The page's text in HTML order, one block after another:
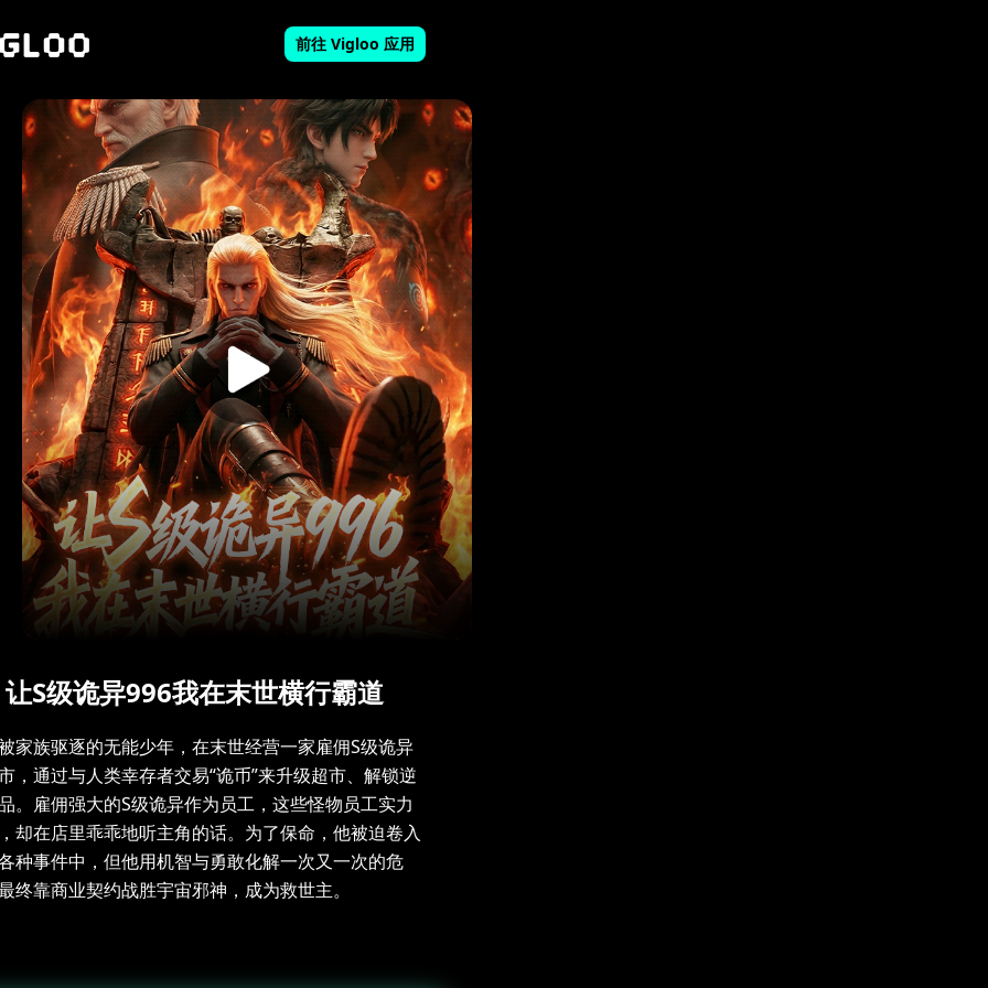
前往 Vigloo 应用
让S级诡异996我在末世横行霸道
家族驱逐的无能少年，在末世经营一家雇佣S级诡异
，通过与人类幸存者交易“诡币”来升级超市、解锁逆
。雇佣强大的S级诡异作为员工，这些怪物员工实力
却在店里乖乖地听主角的话。为了保命，他被迫卷入
种事件中，但他用机智与勇敢化解一次又一次的危
终靠商业契约战胜宇宙邪神，成为救世主。